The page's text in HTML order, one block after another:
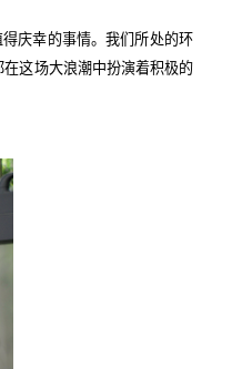
庆幸的事情。我们所处的环
这场大浪潮中扮演着积极的